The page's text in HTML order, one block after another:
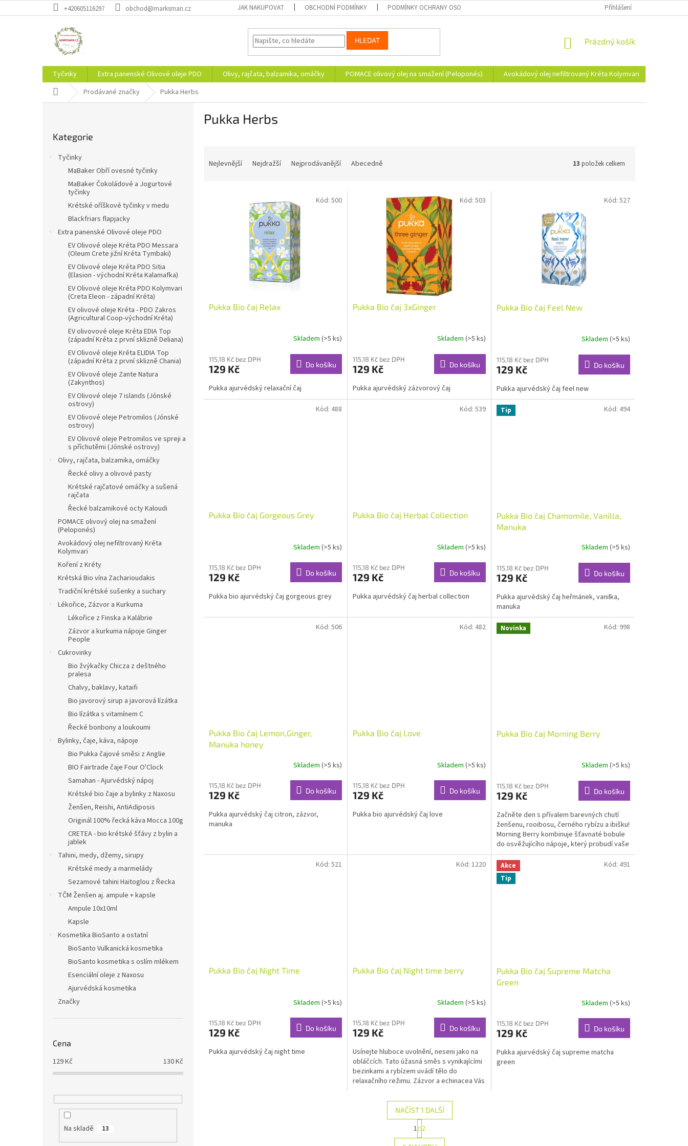
na
+420605116297 obchod@marksman.cz JAK NAKUPOVAT OBCHODNÍ PODMÍNKY PODMÍNKY OCHRANY OSOBNÍCH ÚDAJŮ Přihlášení
HLEDAT
NÁKUPNÍ
Prázdný košík
Tyčinky Extra panenské Olivové oleje PDO Olivy, rajčata, balzamika, omáčky POMACE olivový olej na smažení (Peloponés) Avokádový olej nefiltrovaný Kréta Kolymvari
Domů Prodávané značky Pukka Herbs
kategorie
Kategorie
Tyčinky
MaBaker Obří ovesné tyčinky
MaBaker Čokoládové a Jogurtové
tyčinky
Krétské oříškové tyčinky v medu
Blackfriars flapjacky
Extra panenské Olivové oleje PDO
EV Olivové oleje Kréta PDO Messara
(Oleum Crete jižní Kréta Tymbaki)
EV Olivové oleje Kréta PDO Sitia
(Elasion - východní Kréta Kalamafka)
EV Olivové oleje Kréta PDO Kolymvari
(Creta Eleon - západní Kréta)
EV olivové oleje Kréta - PDO Zakros
(Agricultural Coop-východní Kréta)
EV olivovové oleje Kréta EDIA Top
(západní Kréta z první sklizně Deliana)
EV Olivové oleje Kréta ELIDIA Top
(západní Kréta z první sklizně Chania)
EV Olivové oleje Zante Natura
(Zakynthos)
EV Olivové oleje 7 islands (Jónské
ostrovy)
EV Olivové oleje Petromilos (Jónské
ostrovy)
EV Olivové oleje Petromilos ve spreji a
s příchutěmi (Jónské ostrovy)
Olivy, rajčata, balzamika, omáčky
Řecké olivy a olivové pasty
Krétské rajčatové omáčky a sušená
rajčata
Řecké balzamikové octy Kaloudi
POMACE olivový olej na smažení
(Peloponés)
Avokádový olej nefiltrovaný Kréta
Kolymvari
Koření z Kréty
Krétská Bio vína Zacharioudakis
Tradiční krétské sušenky a suchary
Lékořice, Zázvor a Kurkuma
Lékořice z Finska a Kalábrie
Zázvor a kurkuma nápoje Ginger
People
Cukrovinky
Bio žvýkačky Chicza z deštného
pralesa
Chalvy, baklavy, kataifi
Bio javorový sirup a javorová lízátka
Bio lízátka s vitamínem C
Řecké bonbony a loukoumi
Bylinky, čaje, káva, nápoje
Bio Pukka čajové směsi z Anglie
BIO Fairtrade čaje Four O'Clock
Samahan - Ajurvédský nápoj
Krétské bio čaje a bylinky z Naxosu
Ženšen, Reishi, AntiAdiposis
Originál 100% řecká káva Mocca 100g
CRETEA - bio krétské šťávy z bylin a
jablek
Tahini, medy, džemy, sirupy
Krétské medy a marmelády
Sezamové tahini Haitoglou z Řecka
TČM Ženšen aj. ampule + kapsle
Ampule 10x10ml
Kapsle
Kosmetika BioSanto a ostatní
BioSanto Vulkanická kosmetika
BioSanto kosmetika s oslím mlékem
Esenciální oleje z Naxosu
Ajurvédská kosmetika
Značky
Cena
129Kč 130Kč
Na skladě 13
Pukka Herbs
Nejlevnější Nejdražší Nejprodávanější Abecedně 13 položek celkem
Pukka Bio čaj Relax
Skladem (>5 ks)
115,18 Kč bez DPH
129 Kč Do košíku
Pukka ajurvédský relaxační čaj
Kód: 500
Pukka Bio čaj 3xGinger
Skladem (>5 ks)
115,18 Kč bez DPH
129 Kč Do košíku
Pukka ajurvédský zázvorový čaj
Kód: 503
Pukka Bio čaj Feel New
Skladem (>5 ks)
115,18 Kč bez DPH
129 Kč Do košíku
Pukka ajurvédský čaj feel new
Kód: 527
Pukka Bio čaj Gorgeous Grey
Skladem (>5 ks)
115,18 Kč bez DPH
129 Kč Do košíku
Pukka bio ajurvédský čaj gorgeous grey
Kód: 488
Pukka Bio čaj Herbal Collection
Skladem (>5 ks)
115,18 Kč bez DPH
129 Kč Do košíku
Pukka ajurvédský čaj herbal collection
Kód: 539 Tip
Pukka Bio čaj Chamomile, Vanilla,
Manuka
Skladem (>5 ks)
115,18 Kč bez DPH
129 Kč Do košíku
Pukka ajurvédský čaj heřmánek, vanilka,
manuka
Kód: 494
Pukka Bio čaj Lemon,Ginger,
Manuka honey
Skladem (>5 ks)
115,18 Kč bez DPH
129 Kč Do košíku
Pukka ajurvédský čaj citron, zázvor,
manuka
Kód: 506
Pukka Bio čaj Love
Skladem (>5 ks)
115,18 Kč bez DPH
129 Kč Do košíku
Pukka bio ajurvédský čaj love
Kód: 482 Novinka
Pukka Bio čaj Morning Berry
Skladem (>5 ks)
115,18 Kč bez DPH
129 Kč Do košíku
Začněte den s přívalem barevných chutí
ženšenu, rooibosu, černého rybízu a ibišku!
Morning Berry kombinuje šťavnaté bobule
do osvěžujícího nápoje, který probudí vaše
smysly a...
Kód: 998
Pukka Bio čaj Night Time
Skladem (>5 ks)
115,18 Kč bez DPH
129 Kč Do košíku
Pukka ajurvédský čaj night time
Kód: 521
Pukka Bio čaj Night time berry
Skladem (>5 ks)
115,18 Kč bez DPH
129 Kč Do košíku
Usínejte hluboce uvolnění, neseni jako na
obláčcích. Tato úžasná směs s vynikajícími
bezinkami a rybízem uvádí tělo do
relaxačního režimu. Zázvor a echinacea Vás
Kód: 1220
Akce
Tip
Pukka Bio čaj Supreme Matcha
Green
Skladem (>5 ks)
115,18 Kč bez DPH
129 Kč Do košíku
Pukka ajurvédský čaj supreme matcha
green
Kód: 491
O
v
NAČÍST 1 DALŠÍ
t
r
1 2